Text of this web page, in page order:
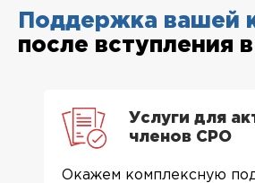
Поддержка вашей
после вступления
Услуги для
членов СРО
Окажем комплексную